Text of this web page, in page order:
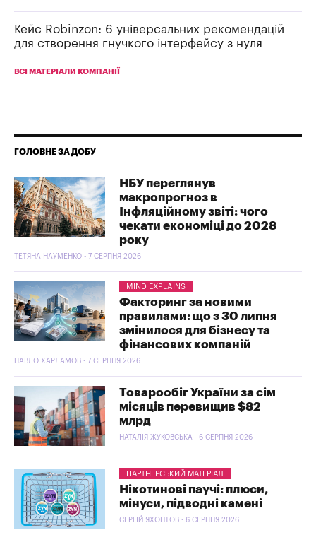
Кейс Robinzon: 6 універсальних рекомендацій
для створення гнучкого інтерфейсу з нуля
ВСІ МАТЕРІАЛИ КОМПАНІЇ
ГОЛОВНЕ ЗА ДОБУ
НБУ переглянув
макропрогноз в
Інфляційному звіті: чого
чекати економіці до 2028
року
ТЕТЯНА НАУМЕНКО - 7 СЕРПНЯ 2026
MIND EXPLAINS
Факторинг за новими
правилами: що з 30 липня
змінилося для бізнесу та
фінансових компаній
ПАВЛО ХАРЛАМОВ - 7 СЕРПНЯ 2026
Товарообіг України за сім
місяців перевищив $82
млрд
НАТАЛІЯ ЖУКОВСЬКА - 6 СЕРПНЯ 2026
ПАРТНЕРСЬКИЙ МАТЕРІАЛ
Нікотинові паучі: плюси,
мінуси, підводні камені
СЕРГІЙ ЯХОНТОВ - 6 СЕРПНЯ 2026